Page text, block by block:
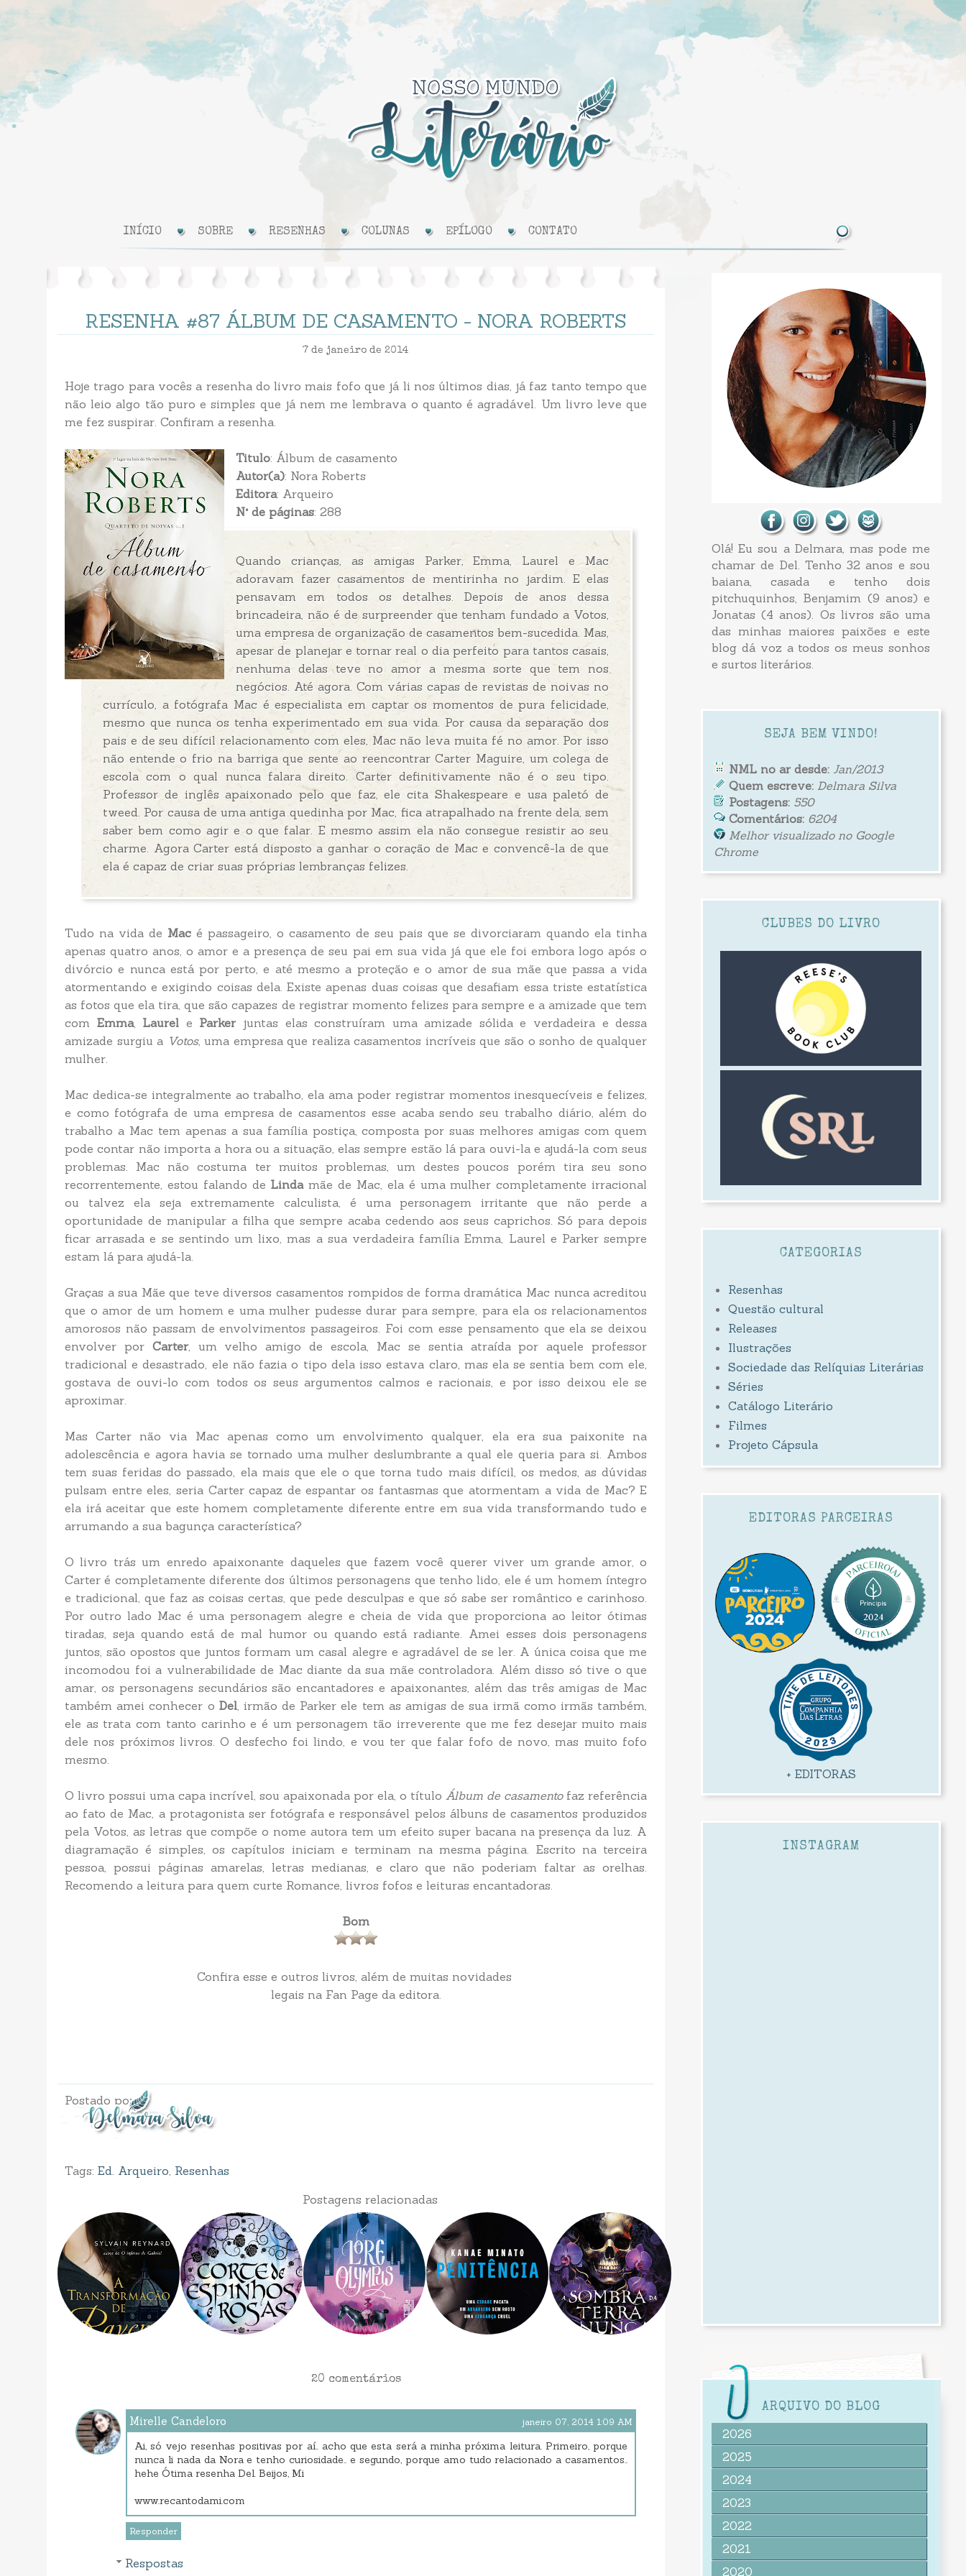
INÍCIO SOBRE RESENHAS COLUNAS EPÍLOGO CONTATO
RESENHA #87 ÁLBUM DE CASAMENTO - NORA ROBERTS
7 de janeiro de 2014
Hoje trago para vocês a resenha do livro mais fofo que já li nos últimos dias, já faz tanto tempo que
não leio algo tão puro e simples que já nem me lembrava o quanto é agradável. Um livro leve que
me fez suspirar. Confiram a resenha.
Titulo: Álbum de casamento
Autor(a): Nora Roberts
Editora: Arqueiro
N° de páginas: 288
Quando crianças, as amigas Parker, Emma, Laurel e Mac
adoravam fazer casamentos de mentirinha no jardim. E elas
pensavam em todos os detalhes. Depois de anos dessa
brincadeira, não é de surpreender que tenham fundado a Votos,
uma empresa de organização de casamentos bem-sucedida. Mas,
apesar de planejar e tornar real o dia perfeito para tantos casais,
nenhuma delas teve no amor a mesma sorte que tem nos
negócios. Até agora. Com várias capas de revistas de noivas no
currículo, a fotógrafa Mac é especialista em captar os momentos de pura felicidade,
mesmo que nunca os tenha experimentado em sua vida. Por causa da separação dos
pais e de seu difícil relacionamento com eles, Mac não leva muita fé no amor. Por isso
não entende o frio na barriga que sente ao reencontrar Carter Maguire, um colega de
escola com o qual nunca falara direito. Carter definitivamente não é o seu tipo.
Professor de inglês apaixonado pelo que faz, ele cita Shakespeare e usa paletó de
tweed. Por causa de uma antiga quedinha por Mac, fica atrapalhado na frente dela, sem
saber bem como agir e o que falar. E mesmo assim ela não consegue resistir ao seu
charme. Agora Carter está disposto a ganhar o coração de Mac e convencê-la de que
ela é capaz de criar suas próprias lembranças felizes.
Tudo na vida de Mac é passageiro, o casamento de seu pais que se divorciaram quando ela tinha
apenas quatro anos, o amor e a presença de seu pai em sua vida já que ele foi embora logo após o
divórcio e nunca está por perto, e até mesmo a proteção e o amor de sua mãe que passa a vida
atormentando e exigindo coisas dela. Existe apenas duas coisas que desafiam essa triste estatística
as fotos que ela tira, que são capazes de registrar momento felizes para sempre e a amizade que tem
com Emma, Laurel e Parkerjuntas elas construíram uma amizade sólida e verdadeira e dessa
amizade surgiu a Votos, uma empresa que realiza casamentos incríveis que são o sonho de qualquer
mulher.
Mac dedica-se integralmente ao trabalho, ela ama poder registrar momentos inesquecíveis e felizes,
e como fotógrafa de uma empresa de casamentos esse acaba sendo seu trabalho diário, além do
trabalho a Mac tem apenas a sua família postiça, composta por suas melhores amigas com quem
pode contar não importa a hora ou a situação, elas sempre estão lá para ouvi-la e ajudá-la com seus
problemas. Mac não costuma ter muitos problemas, um destes poucos porém tira seu sono
recorrentemente, estou falando de Lindamãe de Mac, ela é uma mulher completamente irracional
ou talvez ela seja extremamente calculista, é uma personagem irritante que não perde a
oportunidade de manipular a filha que sempre acaba cedendo aos seus caprichos. Só para depois
ficar arrasada e se sentindo um lixo, mas a sua verdadeira família Emma, Laurel e Parker sempre
estam lá para ajudá-la.
Graças a sua Mãe que teve diversos casamentos rompidos de forma dramática Mac nunca acreditou
que o amor de um homem e uma mulher pudesse durar para sempre, para ela os relacionamentos
amorosos não passam de envolvimentos passageiros. Foi com esse pensamento que ela se deixou
envolver por Carter, um velho amigo de escola, Mac se sentia atraída por aquele professor
tradicional e desastrado, ele não fazia o tipo dela isso estava claro, mas ela se sentia bem com ele,
gostava de ouvi-lo com todos os seus argumentos calmos e racionais, e por isso deixou ele se
aproximar.
Mas Carter não via Mac apenas como um envolvimento qualquer, ela era sua paixonite na
adolescência e agora havia se tornado uma mulher deslumbrante a qual ele queria para si. Ambos
tem suas feridas do passado, ela mais que ele o que torna tudo mais difícil, os medos, as dúvidas
pulsam entre eles, seria Carter capaz de espantar os fantasmas que atormentam a vida de Mac? E
ela irá aceitar que este homem completamente diferente entre em sua vida transformando tudo e
arrumando a sua bagunça característica?
O livro trás um enredo apaixonante daqueles que fazem você querer viver um grande amor, o
Carter é completamente diferente dos últimos personagens que tenho lido, ele é um homem íntegro
e tradicional, que faz as coisas certas, que pede desculpas e que só sabe ser romântico e carinhoso.
Por outro lado Mac é uma personagem alegre e cheia de vida que proporciona ao leitor ótimas
tiradas, seja quando está de mal humor ou quando está radiante. Amei esses dois personagens
juntos, são opostos que juntos formam um casal alegre e agradável de se ler. A única coisa que me
incomodou foi a vulnerabilidade de Mac diante da sua mãe controladora. Além disso só tive o que
amar, os personagens secundários são encantadores e apaixonantes, além das três amigas de Mac
também amei conhecer o Del, irmão de Parker ele tem as amigas de sua irmã como irmãs também,
ele as trata com tanto carinho e é um personagem tão irreverente que me fez desejar muito mais
dele nos próximos livros. O desfecho foi lindo, e vou ter que falar fofo de novo, mas muito fofo
mesmo.
O livro possui uma capa incrível, sou apaixonada por ela, o títuloÁlbum de casamentofaz referência
ao fato de Mac, a protagonista ser fotógrafa e responsável pelos álbuns de casamentos produzidos
pela Votos, as letras que compõe o nome autora tem um efeito super bacana na presença da luz. A
diagramação é simples, os capítulos iniciam e terminam na mesma página. Escrito na terceira
pessoa, possui páginas amarelas, letras medianas, e claro que não poderiam faltar as orelhas.
Recomendo a leitura para quem curte Romance, livros fofos e leituras encantadoras.
Bom
Confira esse e outros livros, além de muitas novidades
legais na Fan Page da editora.
Postado por
Tags: Ed. Arqueiro, Resenhas
Postagens relacionadas
20 comentários
Mirelle Candeloro janeiro 07, 2014 1:09 AM
Ai, só vejo resenhas positivas por aí.. acho que esta será a minha próxima leitura. Primeiro, porque
nunca li nada da Nora e tenho curiosidade.. e segundo, porque amo tudo relacionado a casamentos..
hehe Ótima resenha Del. Beijos, Mi
www.recantodami.com
Responder
Respostas
Olá! Eu sou a Delmara, mas pode me
chamar de Del. Tenho 32 anos e sou
baiana, casada e tenho dois
pitchuquinhos, Benjamim (9 anos) e
Jonatas (4 anos). Os livros são uma
das minhas maiores paixões e este
blog dá voz a todos os meus sonhos
e surtos literários.
SEJA BEM VINDO!
NML no ar desde: Jan/2013
Quem escreve: Delmara Silva
Postagens: 550
Comentários: 6204
Melhor visualizado no Google
Chrome
CLUBES DO LIVRO
CATEGORIAS
Resenhas
Questão cultural
Releases
Ilustrações
Sociedade das Relíquias Literárias
Séries
Catálogo Literário
Filmes
Projeto Cápsula
EDITORAS PARCEIRAS
+ EDITORAS
INSTAGRAM
ARQUIVO DO BLOG
2026
2025
2024
2023
2022
2021
2020